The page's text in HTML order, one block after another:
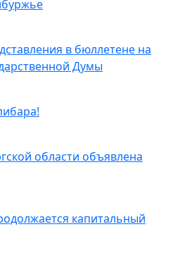
в бюллетене на
Думы
области объявлена
капитальный